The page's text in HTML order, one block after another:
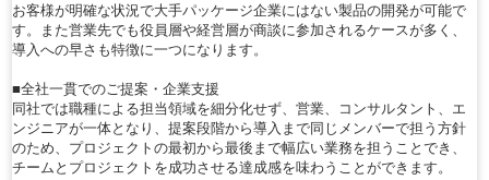
お客様が明確な状況で大手パッケージ企業にはない製品の開発が可能で
す。また営業先でも役員層や経営層が商談に参加されるケースが多く、
導入への早さも特徴に一つになります。
■全社一貫でのご提案・企業支援
同社では職種による担当領域を細分化せず、営業、コンサルタント、エ
ンジニアが一体となり、提案段階から導入まで同じメンバーで担う方針
のため、プロジェクトの最初から最後まで幅広い業務を担うことでき、
チームとプロジェクトを成功させる達成感を味わうことができます。